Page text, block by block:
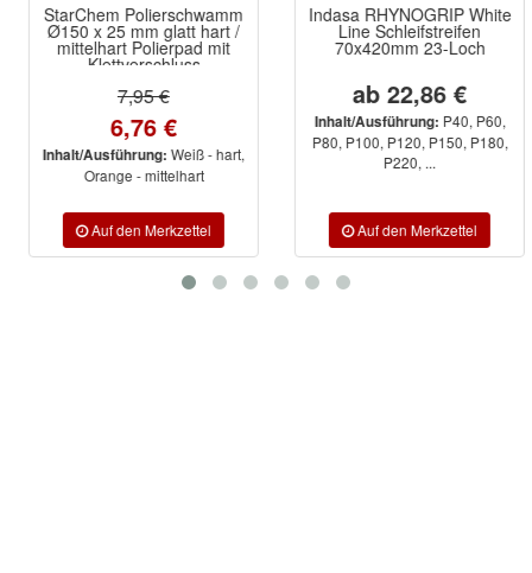
StarChem Polierschwamm
Ø150 x 25 mm glatt hart /
mittelhart Polierpad mit
Klettverschluss
7,95 €
6,76 €
Inhalt/Ausführung:Weiß - hart,
Orange - mittelhart
Indasa RHYNOGRIP White
Line Schleifstreifen
70x420mm 23-Loch
ab 22,86 €
Inhalt/Ausführung:P40, P60,
P80, P100, P120, P150, P180,
P220, ...